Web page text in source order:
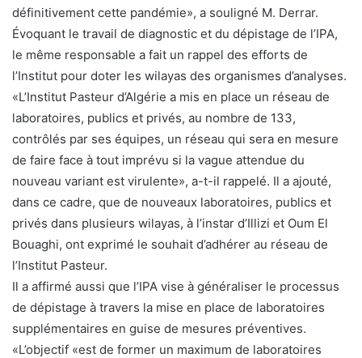
définitivement cette pandémie», a souligné M. Derrar.
Évoquant le travail de diagnostic et du dépistage de l’IPA,
le même responsable a fait un rappel des efforts de
l’Institut pour doter les wilayas des organismes d’analyses.
«L’Institut Pasteur d’Algérie a mis en place un réseau de
laboratoires, publics et privés, au nombre de 133,
contrôlés par ses équipes, un réseau qui sera en mesure
de faire face à tout imprévu si la vague attendue du
nouveau variant est virulente», a-t-il rappelé. Il a ajouté,
dans ce cadre, que de nouveaux laboratoires, publics et
privés dans plusieurs wilayas, à l’instar d’Illizi et Oum El
Bouaghi, ont exprimé le souhait d’adhérer au réseau de
l’Institut Pasteur.
Il a affirmé aussi que l’IPA vise à généraliser le processus
de dépistage à travers la mise en place de laboratoires
supplémentaires en guise de mesures préventives.
«L’objectif «est de former un maximum de laboratoires